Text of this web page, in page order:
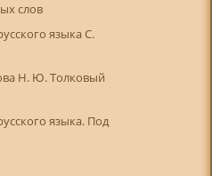
слов
языка С.
Н. Ю. Толковый
языка. Под